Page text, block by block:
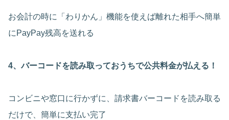
お会計の時に「わりかん」機能を使えば離れた相手へ簡単
にPayPay残高を送れる
4、バーコードを読み取っておうちで公共料金が払える！
コンビニや窓口に行かずに、請求書バーコードを読み取る
だけで、簡単に支払い完了